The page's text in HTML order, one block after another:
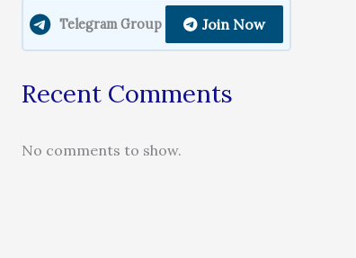
Telegram Group Join Now
Recent Comments
No comments to show.